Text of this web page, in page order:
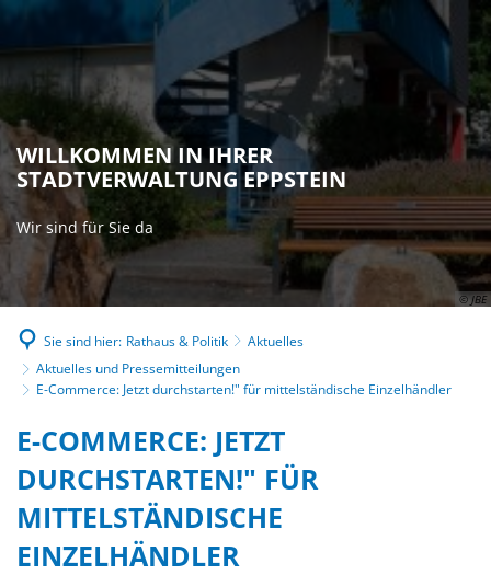
© JBE
WILLKOMMEN IN IHRER
STADTVERWALTUNG EPPSTEIN
Wir sind für Sie da
Sie sind hier: Rathaus & Politik
Aktuelles
Aktuelles und Pressemitteilungen
E-Commerce: Jetzt durchstarten!" für mittelständische Einzelhändler
E-COMMERCE: JETZT
DURCHSTARTEN!" FÜR
MITTELSTÄNDISCHE
EINZELHÄNDLER